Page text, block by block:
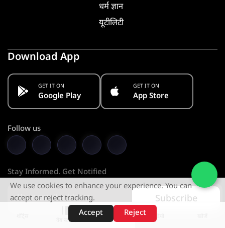
वेब स्टोरीज़
धर्म ज्ञान
यूटीलिटी
Download App
GET IT ON
Google Play
GET IT ON
App Store
Follow us
Stay Informed. Get Notified
Subscribe
We use cookies to enhance your experience. You can
accept or reject tracking.
Accept
Reject